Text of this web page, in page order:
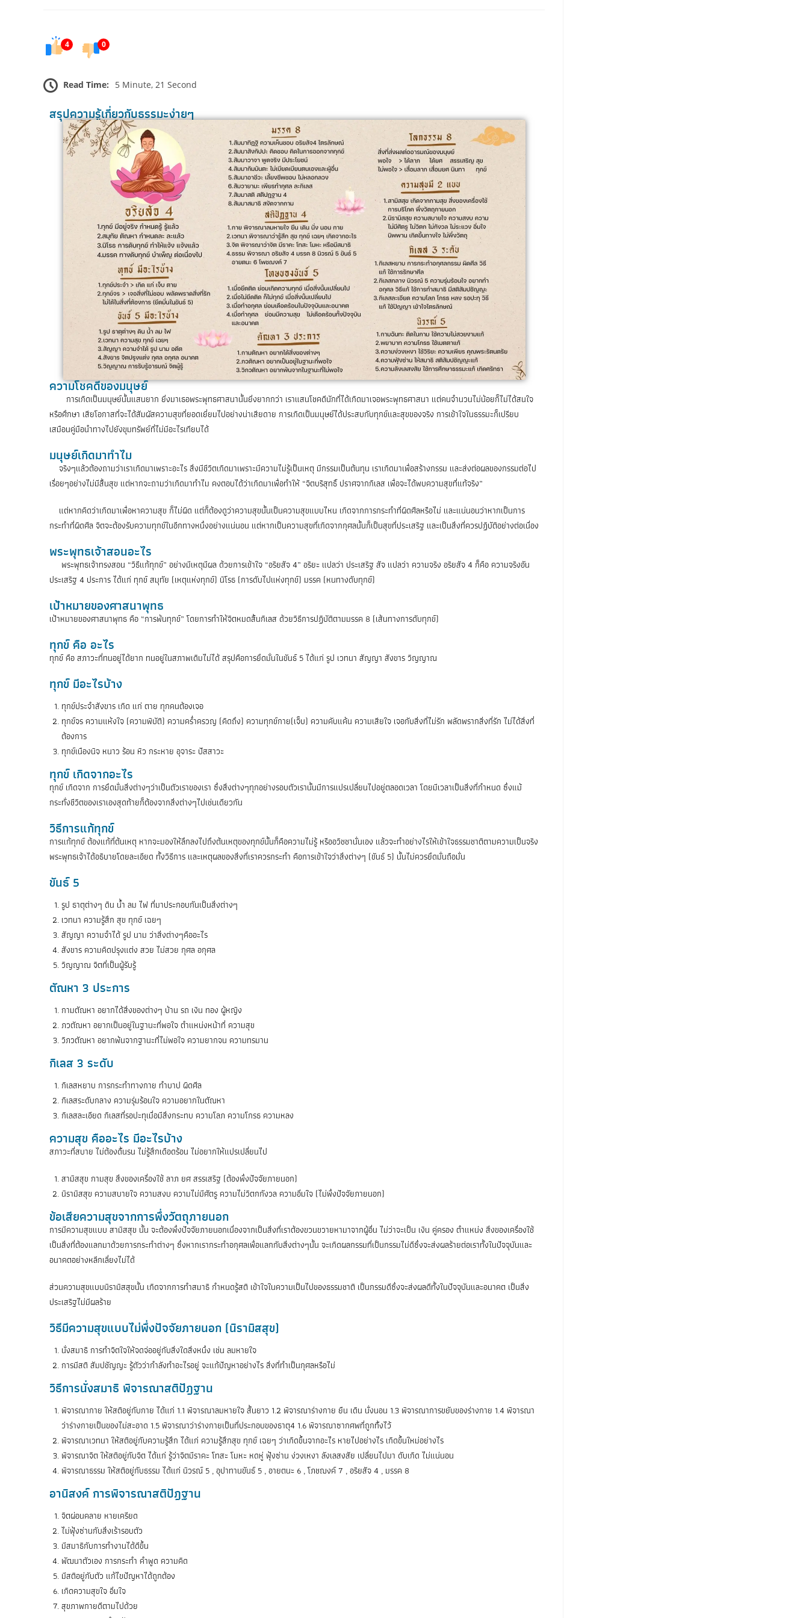
4 0
Read Time: 5 Minute, 21 Second
สรุปความรู้เกี่ยวกับธรรมะง่ายๆ
ความโชคดีของมนุษย์
การเกิดเป็นมนุษย์นั้นแสนยาก ยิ่งมาเธอพระพุทธศาสนานั้นยิ่งยากกว่า เราแสนโชคดีนักที่ได้เกิดมาเจอพระพุทธศาสนา แต่คนจำนวนไม่น้อยก็ไม่ได้สนใจ
หรือศึกษา เสียโอกาสที่จะได้สัมผัสความสุขที่ยอดเยี่ยมไปอย่างน่าเสียดาย การเกิดเป็นมนุษย์ได้ประสบกับทุกข์และสุขของจริง การเข้าใจในธรรมะก็เปรียบ
เสมือนคู่มือนำทางไปยังขุมทรัพย์ที่ไม่มีอะไรเทียบได้
มนุษย์เกิดมาทำไม
จริงๆแล้วต้องถามว่าเราเกิดมาเพราะอะไร สิ่งมีชีวิตเกิดมาเพราะมีความไม่รู้เป็นเหตุ มีกรรมเป็นต้นทุน เราเกิดมาเพื่อสร้างกรรม และส่งต่อผลของกรรมต่อไป
เรื่อยๆอย่างไม่มีสิ้นสุข แต่หากจะถามว่าเกิดมาทำไม คงตอบได้ว่าเกิดมาเพื่อทำให้ “จิตบริสุทธิ์ ปราศจากกิเลส เพื่อจะได้พบความสุขที่แท้จริง”
แต่หากคิดว่าเกิดมาเพื่อหาความสุข ก็ไม่ผิด แต่ก็ต้องดูว่าความสุขนั้นเป็นความสุขแบบไหน เกิดจากการกระทำที่ผิดศีลหรือไม่ และแน่นอนว่าหากเป็นการ
กระทำที่ผิดศีล จิตจะต้องรับความทุกข์ในอีกทางหนึ่งอย่างแน่นอน แต่หากเป็นความสุขที่เกิดจากกุศลนั้นก็เป็นสุขที่ประเสริฐ และเป็นสิ่งที่ควรปฏิบัติอย่างต่อเนื่อง
พระพุทธเจ้าสอนอะไร
พระพุทธเจ้าทรงสอน “วิธีแก้ทุกข์” อย่างมีเหตุมีผล ด้วยการเข้าใจ “อริยสัจ 4” อริยะ แปลว่า ประเสริฐ สัจ แปลว่า ความจริง อริยสัจ 4 ก็คือ ความจริงอัน
ประเสริฐ 4 ประการ ได้แก่ ทุกข์ สมุทัย (เหตุแห่งทุกข์) นิโรธ (การดับไปแห่งทุกข์) มรรค (หนทางดับทุกข์)
เป้าหมายของศาสนาพุทธ
เป้าหมายของศาสนาพุทธ คือ “การพ้นทุกข์” โดยการทำให้จิตหมดสิ้นกิเลส ด้วยวิธีการปฏิบัติตามมรรค 8 (เส้นทางการดับทุกข์)
ทุกข์ คือ อะไร
ทุกข์ คือ สภาวะที่ทนอยู่ได้ยาก ทนอยู่ในสภาพเดิมไม่ได้ สรุปคือการยึดมั่นในขันธ์ 5 ได้แก่ รูป เวทนา สัญญา สังขาร วิญญาณ
ทุกข์ มีอะไรบ้าง
ทุกข์ประจำสังขาร เกิด แก่ ตาย ทุกคนต้องเจอ
ทุกข์จร ความแห้งใจ (ความพิบัติ) ความคร่ำครวญ (คิดถึง) ความทุกข์กาย(เจ็บ) ความคับแค้น ความเสียใจ เจอกับสิ่งที่ไม่รัก พลัดพรากสิ่งที่รัก ไม่ได้สิ่งที่
ต้องการ
ทุกข์เนืองนิจ หนาว ร้อน หิว กระหาย อุจาระ ปัสสาวะ
ทุกข์ เกิดจากอะไร
ทุกข์ เกิดจาก การยึดมั่นสิ่งต่างๆว่าเป็นตัวเราของเรา ซึ่งสิ่งต่างๆทุกอย่างรอบตัวเรานั้นมีการแปรเปลี่ยนไปอยู่ตลอดเวลา โดยมีเวลาเป็นสิ่งที่กำหนด ซึ่งแม้
กระทั่งชีวิตของเราเองสุดท้ายก็ต้องจากสิ่งต่างๆไปเช่นเดียวกัน
วิธีการแก้ทุกข์
การแก้ทุกข์ ต้องแก้ที่ต้นเหตุ หากจะมองให้ลึกลงไปถึงต้นเหตุของทุกข์นั้นก็คือความไม่รู้ หรืออวิชชานั่นเอง แล้วจะทำอย่างไรให้เข้าใจธรรมชาติตามความเป็นจริง
พระพุทธเจ้าได้อธิบายโดยละเอียด ทั้งวิธีการ และเหตุผลของสิ่งที่เราควรกระทำ คือการเข้าใจว่าสิ่งต่างๆ (ขันธ์ 5) นั้นไม่ควรยึดมั่นถือมั่น
ขันธ์ 5
รูป ธาตุต่างๆ ดิน น้ำ ลม ไฟ ที่มาประกอบกันเป็นสิ่งต่างๆ
เวทนา ความรู้สึก สุข ทุกข์ เฉยๆ
สัญญา ความจำได้ รูป นาม ว่าสิ่งต่างๆคืออะไร
สังขาร ความคิดปรุงแต่ง สวย ไม่สวย กุศล อกุศล
วิญญาณ จิตที่เป็นผู้รับรู้
ตัณหา 3 ประการ
กามตัณหา อยากได้สิ่งของต่างๆ บ้าน รถ เงิน ทอง ผู้หญิง
ภวตัณหา อยากเป็นอยู่ในฐานะที่พอใจ ตำแหน่งหน้าที่ ความสุข
วิภวตัณหา อยากพ้นจากฐานะที่ไม่พอใจ ความยากจน ความทรมาน
กิเลส 3 ระดับ
กิเลสหยาบ การกระทำทางกาย ทำบาป ผิดศีล
กิเลสระดับกลาง ความรุ่มร้อนใจ ความอยากในตัณหา
กิเลสละเอียด กิเลสที่รอปะทุเมื่อมีสิ่งกระทบ ความโลภ ความโกรธ ความหลง
ความสุข คืออะไร มีอะไรบ้าง
สภาวะที่สบาย ไม่ต้องดิ้นรน ไม่รู้สึกเดือดร้อน ไม่อยากให้แปรเปลี่ยนไป
สามิสสุข กามสุข สิ่งของเครื่องใช้ ลาภ ยศ สรรเสริฐ (ต้องพึ่งปัจจัยภายนอก)
นิรามิสสุข ความสบายใจ ความสงบ ความไม่มีศัตรู ความไม่วิตกกังวล ความอิ่มใจ (ไม่พึ่งปัจจัยภายนอก)
ข้อเสียความสุขจากการพึ่งวัตถุภายนอก
การมีความสุขแบบ สามิสสุข นั้น จะต้องพึ่งปัจจัยภายนอกเนื่องจากเป็นสิ่งที่เราต้องขวนขวายหามาจากผู้อื่น ไม่ว่าจะเป็น เงิน คู่ครอง ตำแหน่ง สิ่งของเครื่องใช้
เป็นสิ่งที่ต้องแลกมาด้วยการกระทำต่างๆ ซึ่งหากเรากระทำอกุศลเพื่อแลกกับสิ่งต่างๆนั้น จะเกิดผลกรรมที่เป็นกรรมไม่ดีซึ่งจะส่งผลร้ายต่อเราทั้งในปัจจุบันและ
อนาคตอย่างหลีกเลี่ยงไม่ได้
ส่วนความสุขแบบนิรามิสสุขนั้น เกิดจากการทำสมาธิ กำหนดรู้สติ เข้าใจในความเป็นไปของธรรมชาติ เป็นกรรมดีซึ่งจะส่งผลดีทั้งในปัจจุบันและอนาคต เป็นสิ่ง
ประเสริฐไม่มีผลร้าย
วิธีมีความสุขแบบไม่พึ่งปัจจัยภายนอก (นิรามิสสุข)
นั่งสมาธิ การทำจิตใจให้จดจ่ออยู่กับสิ่งใดสิ่งหนึ่ง เช่น ลมหายใจ
การมีสติ สัมปชัญญะ รู้ตัวว่ากำลังทำอะไรอยู่ จะแก้ปัญหาอย่างไร สิ่งที่ทำเป็นกุศลหรือไม่
วิธีการนั่งสมาธิ พิจารณาสติปัฎฐาน
พิจารณากาย ให้สติอยู่กับกาย ได้แก่ 1.1 พิจารณาลมหายใจ สั้นยาว 1.2 พิจารณาร่างกาย ยืน เดิน นั่งนอน 1.3 พิจารณาการขยับของร่างกาย 1.4 พิจารณา
ว่าร่างกายเป็นของไม่สะอาด 1.5 พิจารณาว่าร่างกายเป็นที่ประกอบของธาตุ4 1.6 พิจารณาซากศพที่ถูกทิ้งไว้
พิจารณาเวทนา ให้สติอยู่กับความรู้สึก ได้แก่ ความรู้สึกสุข ทุกข์ เฉยๆ ว่าเกิดขึ้นจากอะไร หายไปอย่างไร เกิดขึ้นใหม่อย่างไร
พิจารณาจิต ให้สติอยู่กับจิต ได้แก่ รู้ว่าจิตมีราคะ โทสะ โมหะ หดหู่ ฟุ้งซ่าน ง่วงเหงา ลังเลสงสัย เปลี่ยนไปมา ดับเกิด ไม่แน่นอน
พิจารณาธรรม ให้สติอยู่กับธรรม ได้แก่ นิวรณ์ 5 , อุปาทานขันธ์ 5 , อายตนะ 6 , โภชฌงค์ 7 , อริยสัจ 4 , มรรค 8
อานิสงค์ การพิจารณาสติปัฎฐาน
จิตผ่อนคลาย หายเครียด
ไม่ฟุ้งซ่านกับสิ่งเร้ารอบตัว
มีสมาธิกับการทำงานได้ดีขึ้น
พัฒนาตัวเอง การกระทำ คำพูด ความคิด
มีสติอยู่กับตัว แก้ไขปัญหาได้ถูกต้อง
เกิดความสุขใจ อิ่มใจ
สุขภาพกายดีตามไปด้วย